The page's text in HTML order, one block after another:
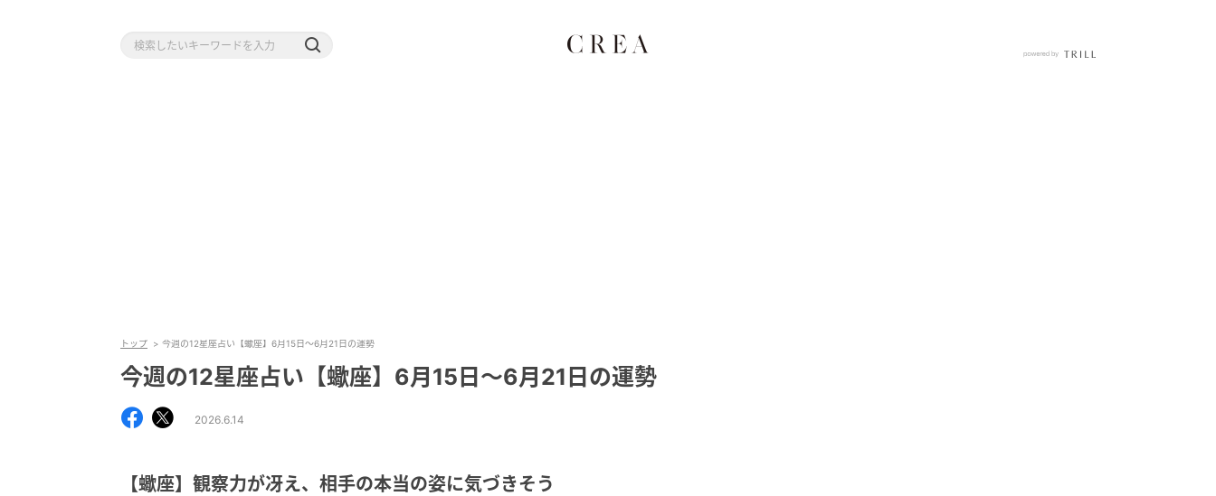
トップ 今週の12星座占い【蠍座】6月15日～6月21日の運勢
今週の12星座占い【蠍座】6月15日～6月21日の運勢
2026.6.14
【蠍座】観察力が冴え、相手の本当の姿に気づきそう